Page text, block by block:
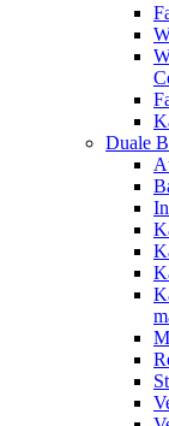
Duale